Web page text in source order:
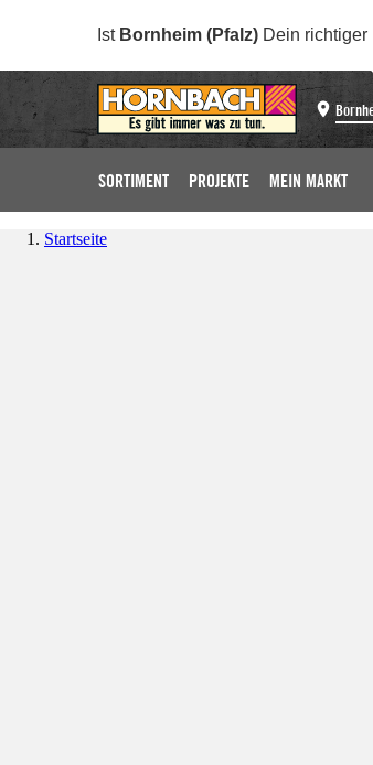
Ist Bornheim (Pfalz) Dein richtiger
SORTIMENT PROJEKTE MEIN MARKT
Startseite